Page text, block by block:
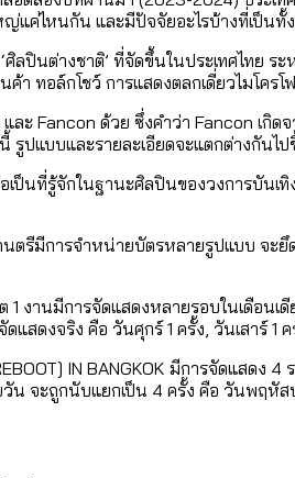
จีนส่งออกภาพลักษณ์แบบไหน
ขตในกรุงเทพฯ ผ่าน
ดเก็บภาษีในกรุงเทพฯ ผ่าน
สูงอายุ [ข้อมูลดิบ]
งอายุ : 36 เขตมีคนตายมาก
: อันดับความน่าอยู่ของ 50 เขต
มายสมรสเท่าเทียม [ข้อมูลดิบ]
งอายุ [ข้อมูลดิบ]
เขียวใน กทม. [ข้อมูลดิบ]
ค่ไหนกัน และมีปัจจัยอะไรบ้างที่เป็นทั้
ปินต่างชาติ’ ที่จัดขึ้นในประเทศไทย
ทอล์กโชว์ การแสดงตลกเดี่ยวไมโคร
Fancon ด้วย ซึ่งคำว่า Fancon เกิ
ปแบบและรายละเอียดจะแตกต่างกันไ
ที่รู้จักในฐานะศิลปินของวงการบันเทิ
รีมีการจำหน่ายบัตรหลายรูปแบบ จะ
งานมีการจัดแสดงหลายรอบในเดือน
สดงจริง คือ วันศุกร์ 1 ครั้ง, วันเสาร์
IN BANGKOK มีการจัดแ
จะถูกนับแยกเป็น 4 ครั้ง คือ วันพฤหัสบ